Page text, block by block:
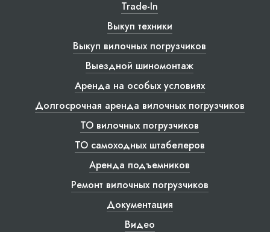
Trade-In
Выкуп техники
Выкуп вилочных погрузчиков
Выездной шиномонтаж
Аренда на особых условиях
Долгосрочная аренда вилочных погрузчиков
ТО вилочных погрузчиков
ТО самоходных штабелеров
Аренда подъемников
Ремонт вилочных погрузчиков
Документация
Видео